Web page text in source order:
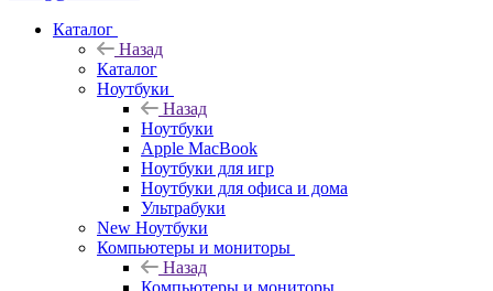
Каталог
Назад
Каталог
Ноутбуки
Назад
Ноутбуки
Apple MacBook
Ноутбуки для игр
Ноутбуки для офиса и дома
Ультрабуки
New Ноутбуки
Компьютеры и мониторы
Назад
Компьютеры и мониторы